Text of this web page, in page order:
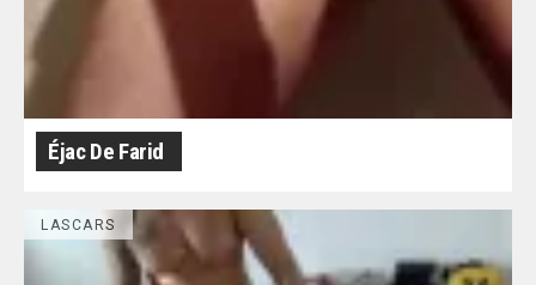
Éjac De Farid
LASCARS